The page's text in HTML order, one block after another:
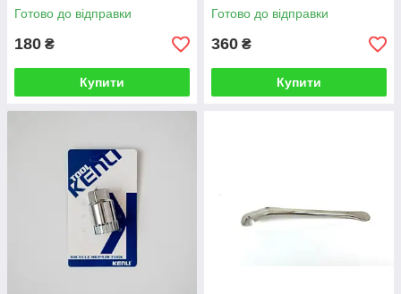
Готово до відправки
180 ₴
Купити
Готово до відправки
360 ₴
Купити